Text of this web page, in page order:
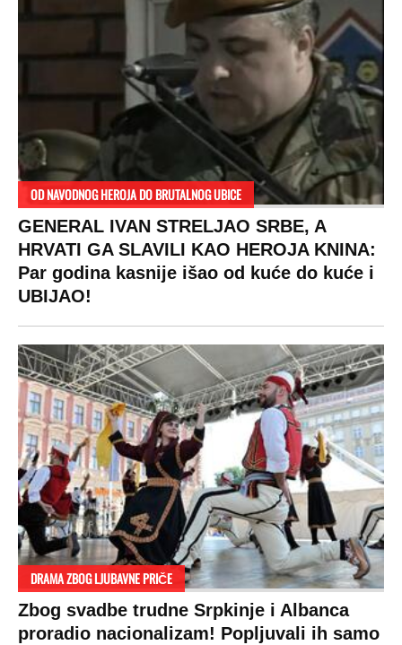
OD NAVODNOG HEROJA DO BRUTALNOG UBICE
GENERAL IVAN STRELJAO SRBE, A
HRVATI GA SLAVILI KAO HEROJA KNINA:
Par godina kasnije išao od kuće do kuće i
UBIJAO!
DRAMA ZBOG LJUBAVNE PRIČE
Zbog svadbe trudne Srpkinje i Albanca
proradio nacionalizam! Popljuvali ih samo